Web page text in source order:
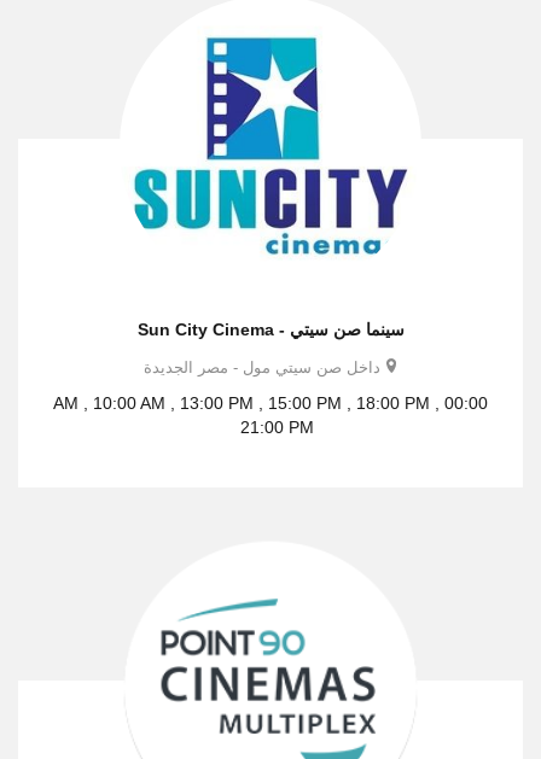
سينما صن سيتي - Sun City Cinema
داخل صن سيتي مول - مصر الجديدة
00:00 AM , 10:00 AM , 13:00 PM , 15:00 PM , 18:00 PM ,
21:00 PM